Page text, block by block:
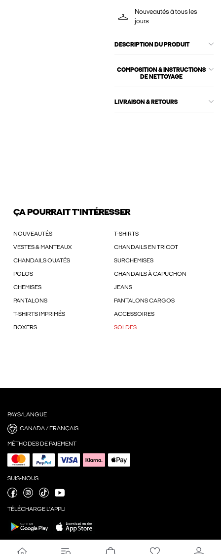
Nouveautés à tous les
jours
DESCRIPTION DU PRODUIT
COMPOSITION & INSTRUCTIONS
DE NETTOYAGE
LIVRAISON & RETOURS
ÇA POURRAIT T'INTÉRESSER
NOUVEAUTÉS T-SHIRTS
VESTES & MANTEAUX CHANDAILS EN TRICOT
CHANDAILS OUATÉS SURCHEMISES
POLOS CHANDAILS À CAPUCHON
CHEMISES JEANS
PANTALONS PANTALONS CARGOS
T-SHIRTS IMPRIMÉS ACCESSOIRES
BOXERS SOLDES
PAYS/LANGUE
CANADA / FRANÇAIS
MÉTHODES DE PAIEMENT
SUIS-NOUS
TÉLÉCHARGE L'APPLI